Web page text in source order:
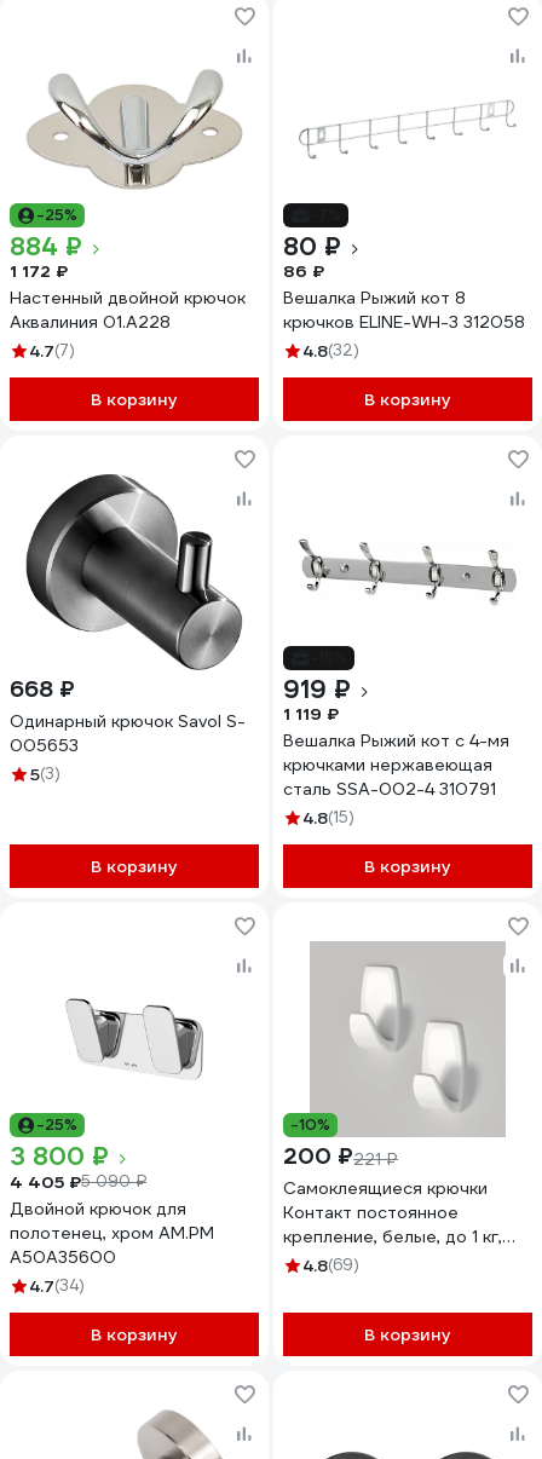
-25%
884 ₽
1 172 ₽
Настенный двойной крючок
Аквалиния 01.А228
4.7(7)
В корзину
80 ₽
86 ₽
Вешалка Рыжий кот 8
крючков ELINE-WH-3 312058
4.8(32)
В корзину
668 ₽
Одинарный крючок Savol S-
005653
5(3)
В корзину
919 ₽
1 119 ₽
Вешалка Рыжий кот с 4-мя
крючками нержавеющая
сталь SSA-002-4 310791
4.8(15)
В корзину
-25%
3 800 ₽
4 405 ₽5 090 ₽
Двойной крючок для
полотенец, хром AM.PM
A50A35600
4.7(34)
В корзину
-10%
200 ₽221 ₽
Самоклеящиеся крючки
Контакт постоянное
крепление, белые, до 1 кг,
пластиковые, 2 шт. 24572
4.8(69)
В корзину